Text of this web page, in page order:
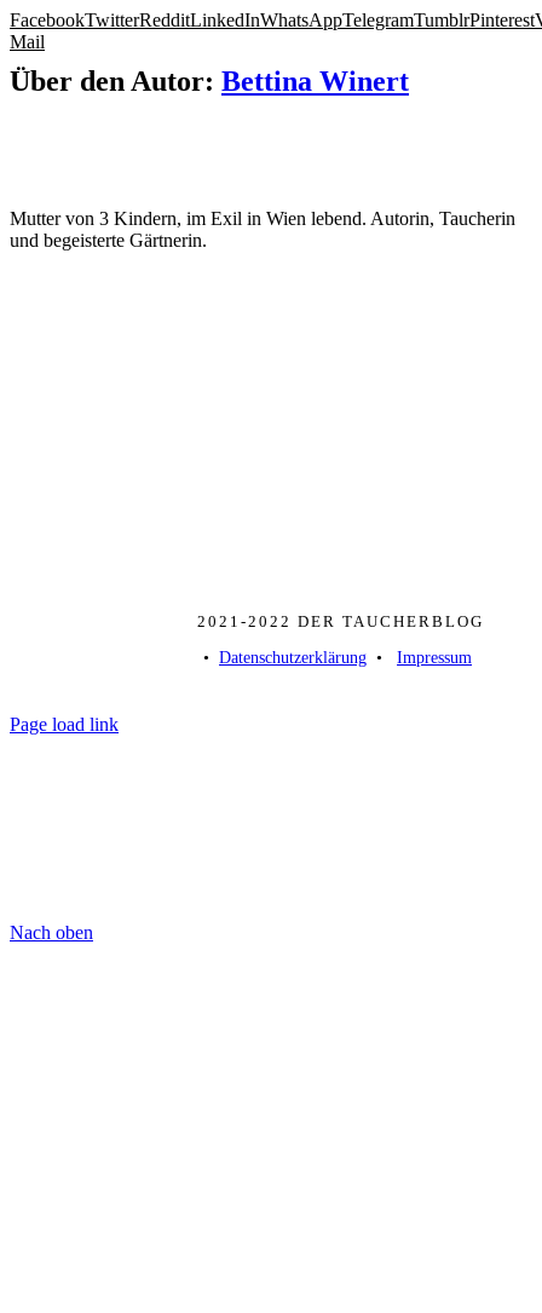
FacebookTwitterRedditLinkedInWhatsAppTelegramTumblrPinterest
Mail
Über den Autor: Bettina Winert
Mutter von 3 Kindern, im Exil in Wien lebend. Autorin, Taucherin
und begeisterte Gärtnerin.
2021-2022 DER TAUCHERBLOG
• ­Datenschutzerklärung ­ • ­Impressum
Page load link
Nach oben